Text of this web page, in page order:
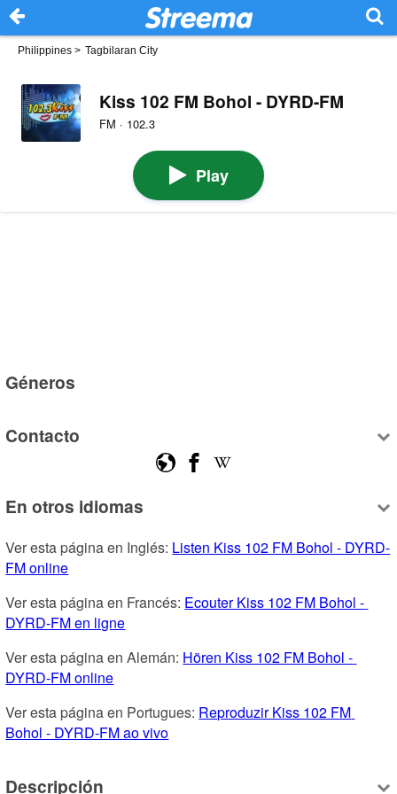
Philippines > Tagbilaran City
Kiss 102 FM Bohol - DYRD-FM
FM · 102.3
Play
Géneros
Contacto
En otros idiomas
Ver esta página en Inglés: Listen Kiss 102 FM Bohol - DYRD-
FM online
Ver esta página en Francés: Ecouter Kiss 102 FM Bohol -
DYRD-FM en ligne
Ver esta página en Alemán: Hören Kiss 102 FM Bohol -
DYRD-FM online
Ver esta página en Portugues: Reproduzir Kiss 102 FM
Bohol - DYRD-FM ao vivo
Descripción